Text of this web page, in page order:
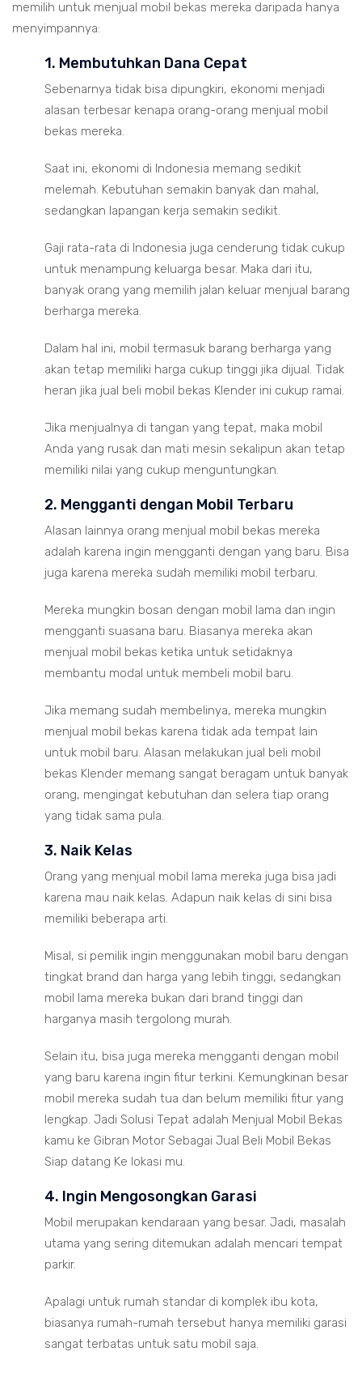
memilih untuk menjual mobil bekas mereka daripada hanya
menyimpannya:
1. Membutuhkan Dana Cepat
Sebenarnya tidak bisa dipungkiri, ekonomi menjadi
alasan terbesar kenapa orang-orang menjual mobil
bekas mereka.
Saat ini, ekonomi di Indonesia memang sedikit
melemah. Kebutuhan semakin banyak dan mahal,
sedangkan lapangan kerja semakin sedikit.
Gaji rata-rata di Indonesia juga cenderung tidak cukup
untuk menampung keluarga besar. Maka dari itu,
banyak orang yang memilih jalan keluar menjual barang
berharga mereka.
Dalam hal ini, mobil termasuk barang berharga yang
akan tetap memiliki harga cukup tinggi jika dijual. Tidak
heran jika jual beli mobil bekas Klender ini cukup ramai.
Jika menjualnya di tangan yang tepat, maka mobil
Anda yang rusak dan mati mesin sekalipun akan tetap
memiliki nilai yang cukup menguntungkan.
2. Mengganti dengan Mobil Terbaru
Alasan lainnya orang menjual mobil bekas mereka
adalah karena ingin mengganti dengan yang baru. Bisa
juga karena mereka sudah memiliki mobil terbaru.
Mereka mungkin bosan dengan mobil lama dan ingin
mengganti suasana baru. Biasanya mereka akan
menjual mobil bekas ketika untuk setidaknya
membantu modal untuk membeli mobil baru.
Jika memang sudah membelinya, mereka mungkin
menjual mobil bekas karena tidak ada tempat lain
untuk mobil baru. Alasan melakukan jual beli mobil
bekas Klender memang sangat beragam untuk banyak
orang, mengingat kebutuhan dan selera tiap orang
yang tidak sama pula.
3. Naik Kelas
Orang yang menjual mobil lama mereka juga bisa jadi
karena mau naik kelas. Adapun naik kelas di sini bisa
memiliki beberapa arti.
Misal, si pemilik ingin menggunakan mobil baru dengan
tingkat brand dan harga yang lebih tinggi, sedangkan
mobil lama mereka bukan dari brand tinggi dan
harganya masih tergolong murah.
Selain itu, bisa juga mereka mengganti dengan mobil
yang baru karena ingin fitur terkini. Kemungkinan besar
mobil mereka sudah tua dan belum memiliki fitur yang
lengkap. Jadi Solusi Tepat adalah Menjual Mobil Bekas
kamu ke Gibran Motor Sebagai Jual Beli Mobil Bekas
Siap datang Ke lokasi mu.
4. Ingin Mengosongkan Garasi
Mobil merupakan kendaraan yang besar. Jadi, masalah
utama yang sering ditemukan adalah mencari tempat
parkir.
Apalagi untuk rumah standar di komplek ibu kota,
biasanya rumah-rumah tersebut hanya memiliki garasi
sangat terbatas untuk satu mobil saja.